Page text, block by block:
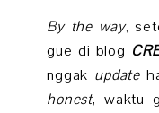
By the way,
gue di blog
nggak update
honest, waktu